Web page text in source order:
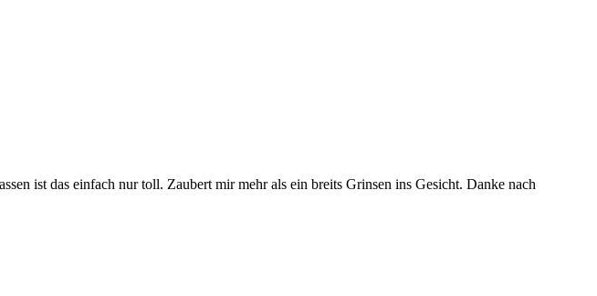
ist das einfach nur toll. Zaubert mir mehr als ein breits Grinsen ins Gesicht. Danke nach